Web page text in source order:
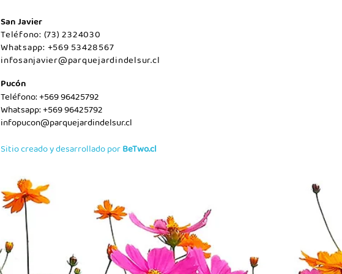
San Javier
Teléfono: (73) 2324030
Whatsapp: +569 53428567
infosanjavier@parquejardindelsur.cl
Pucón
Teléfono: +569 96425792
Whatsapp: +569 96425792
infopucon@parquejardindelsur.cl
Sitio creado y desarrollado porBeTwo.cl